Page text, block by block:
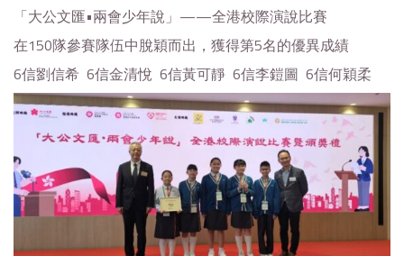
「大公文匯•兩會少年說」——全港校際演說比賽
在150隊參賽隊伍中脫穎而出，獲得第5名的優異成績
6信劉信希 6信金清悅 6信黃可靜 6信李鎧圖 6信何穎柔